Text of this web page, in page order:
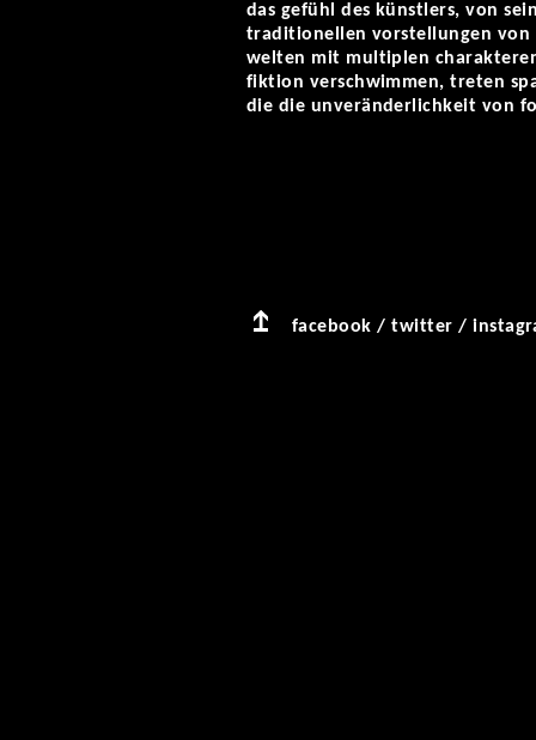
das gefühl des künstlers, von
traditionellen vorstellungen
welten mit multiplen
fiktion verschwimmen, treten
die die unveränderlichkeit von
facebook /twitter /